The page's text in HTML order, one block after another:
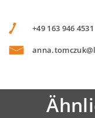
+49 163 946 4531